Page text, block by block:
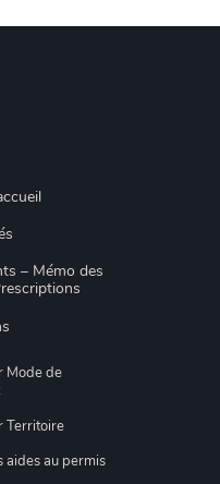
– Mémo des
Mode de
Territoire
aides au permis